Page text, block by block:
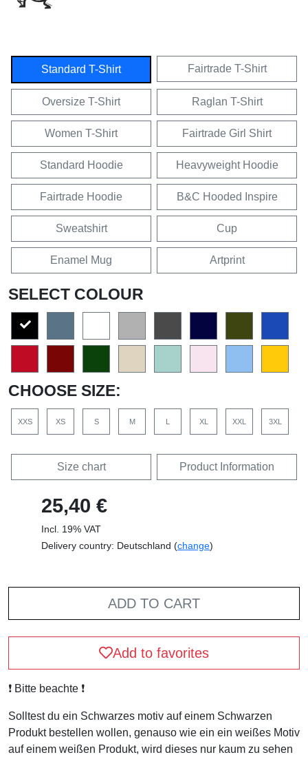
Standard T-Shirt Fairtrade T-Shirt
Oversize T-Shirt Raglan T-Shirt
Women T-Shirt Fairtrade Girl Shirt
Standard Hoodie Heavyweight Hoodie
Fairtrade Hoodie B&C Hooded Inspire
Sweatshirt Cup
Enamel Mug Artprint
SELECT COLOUR
CHOOSE SIZE:
XXS XS S M L XL XXL 3XL
Size chart Product Information
25,40 €
Incl. 19% VAT
Delivery country: Deutschland (change)
ADD TO CART
Add to favorites
❗️ Bitte beachte ❗️
Solltest du ein Schwarzes motiv auf einem Schwarzen
Produkt bestellen wollen, genauso wie ein ein weißes Motiv
auf einem weißen Produkt, wird dieses nur kaum zu sehen